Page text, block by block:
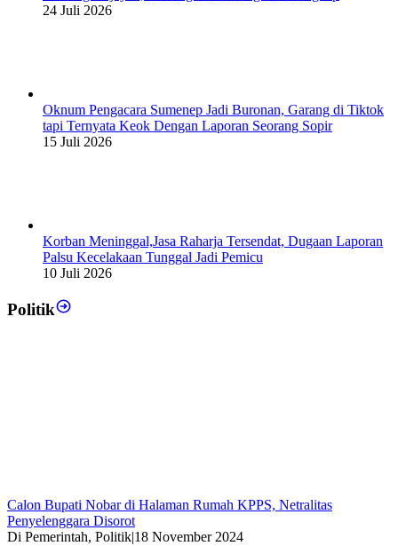
24 Juli 2026
Oknum Pengacara Sumenep Jadi Buronan, Garang di Tiktok
tapi Ternyata Keok Dengan Laporan Seorang Sopir
15 Juli 2026
Korban Meninggal,Jasa Raharja Tersendat, Dugaan Laporan
Palsu Kecelakaan Tunggal Jadi Pemicu
10 Juli 2026
Politik
Calon Bupati Nobar di Halaman Rumah KPPS, Netralitas
Penyelenggara Disorot
Di Pemerintah, Politik|18 November 2024